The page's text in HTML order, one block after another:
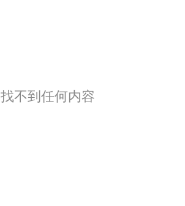
找不到任何内容